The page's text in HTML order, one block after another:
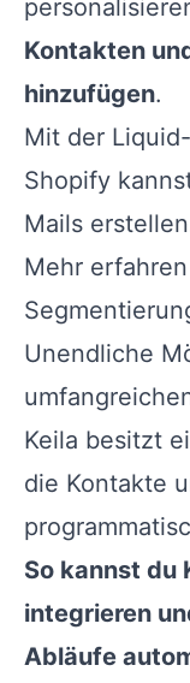
Kontakten
hinzufügen.
Mit der
Shopify
Mails
Mehr
Unendliche
Keila besitzt
die Kontakte
So kannst du
integrieren
Abläufe